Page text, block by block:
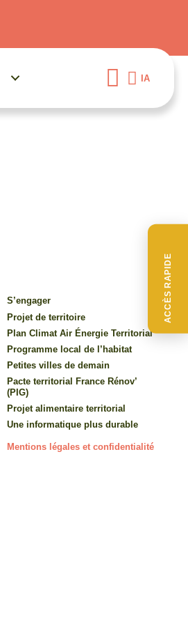
ACCÈS RAPIDE
IA
S’engager
Projet de territoire
Plan Climat Air Énergie Territorial
Programme local de l’habitat
Petites villes de demain
Pacte territorial France Rénov’
(PIG)
Projet alimentaire territorial
Une informatique plus durable
Mentions légales et confidentialité